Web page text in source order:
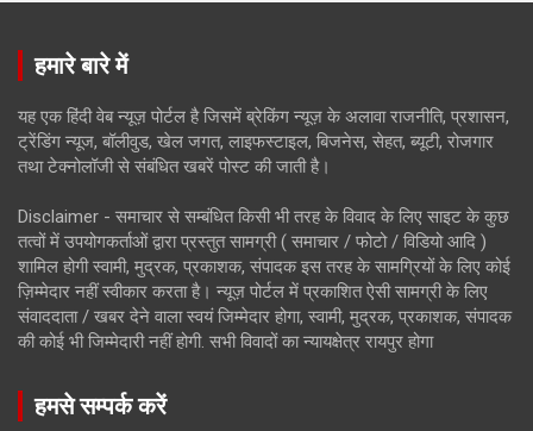
हमारे बारे में
यह एक हिंदी वेब न्यूज़ पोर्टल है जिसमें ब्रेकिंग न्यूज़ के अलावा राजनीति, प्रशासन,
ट्रेंडिंग न्यूज, बॉलीवुड, खेल जगत, लाइफस्टाइल, बिजनेस, सेहत, ब्यूटी, रोजगार
तथा टेक्नोलॉजी से संबंधित खबरें पोस्ट की जाती है।
Disclaimer - समाचार से सम्बंधित किसी भी तरह के विवाद के लिए साइट के कुछ
तत्वों में उपयोगकर्ताओं द्वारा प्रस्तुत सामग्री ( समाचार / फोटो / विडियो आदि )
शामिल होगी स्वामी, मुद्रक, प्रकाशक, संपादक इस तरह के सामग्रियों के लिए कोई
ज़िम्मेदार नहीं स्वीकार करता है। न्यूज़ पोर्टल में प्रकाशित ऐसी सामग्री के लिए
संवाददाता / खबर देने वाला स्वयं जिम्मेदार होगा, स्वामी, मुद्रक, प्रकाशक, संपादक
की कोई भी जिम्मेदारी नहीं होगी. सभी विवादों का न्यायक्षेत्र रायपुर होगा
हमसे सम्पर्क करें